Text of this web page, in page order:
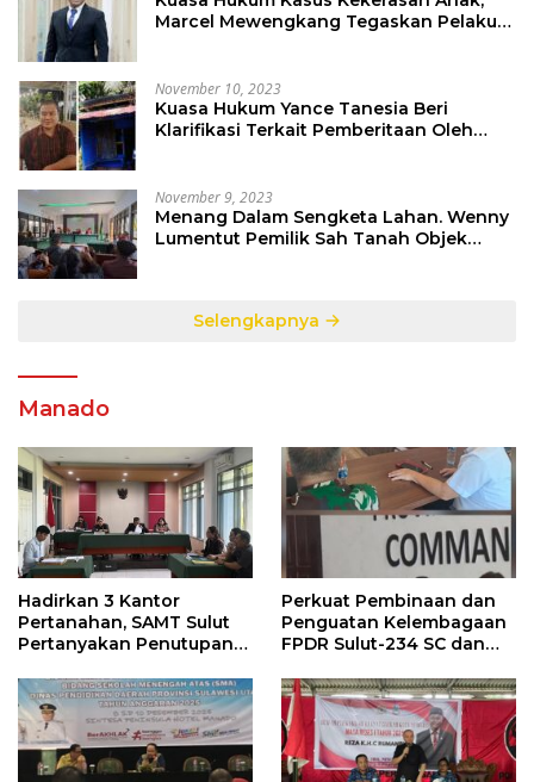
Marcel Mewengkang Tegaskan Pelaku
November 10, 2023
Kuasa Hukum Yance Tanesia Beri
Klarifikasi Terkait Pemberitaan Oleh
November 9, 2023
Menang Dalam Sengketa Lahan. Wenny
Lumentut Pemilik Sah Tanah Objek
Selengkapnya
Manado
Hadirkan 3 Kantor
Pertanahan, SAMT Sulut
Pertanyakan Penutupan
Anggaran Negara
Perkuat Pembinaan dan
Penguatan Kelembagaan
FPDR Sulut-234 SC dan